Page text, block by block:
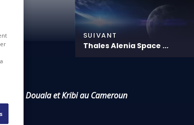
SUIVANT
Thales Alenia Space ...
entre Douala et Kribi au Cameroun